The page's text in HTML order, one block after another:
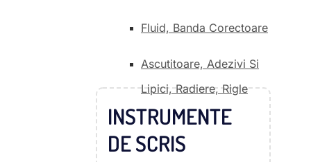
Fluid, Banda Corectoare
Ascutitoare, Adezivi Si
Lipici, Radiere, Rigle
INSTRUMENTE
DE SCRIS